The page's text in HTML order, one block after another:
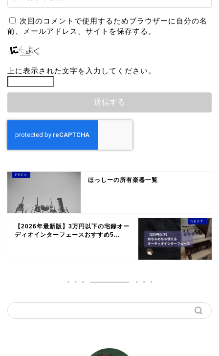
次回のコメントで使用するためブラウザーに自分の名
前、メールアドレス、サイトを保存する。
上に表示された文字を入力してください。
ほっしーの所有楽器一覧
【2026年最新版】3万円以下の宅録オー
ディオインターフェースおすすめ5...